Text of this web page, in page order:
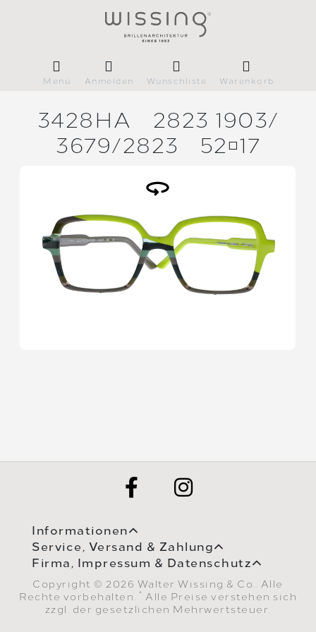
Menü Anmelden Wunschliste Warenkorb
3428HA
2823 1903/
3679/2823 5217
Informationen
Service, Versand & Zahlung
Firma, Impressum & Datenschutz
Copyright © 2026 Walter Wissing & Co.. Alle
Rechte vorbehalten.
* Alle Preise verstehen sich
zzgl. der gesetzlichen Mehrwertsteuer.